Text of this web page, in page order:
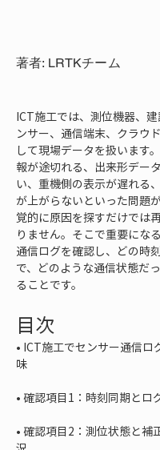
著者: LRTKチーム
ICT施工では、測位機器、
ンサー、通信端末、クラウ
して現場データを扱います
報が途切れる、出来形デー
い、重機側の表示が遅れる
が上がらないといった問題
覚的に原因を探すだけでは
りません。そこで重要にな
通信ログを確認し、どの時
で、どのような通信状態だ
ることです。
目次
• ICT施工でセンサー通信ロ
•
• 確認項目2：測位状態と補